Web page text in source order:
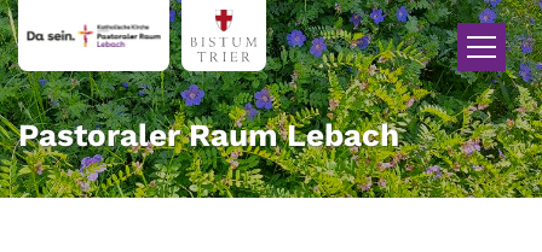
Zum Inhalt springen
Pastoraler Raum Lebach